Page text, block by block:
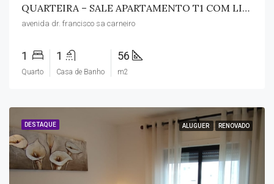
QUARTEIRA – SALE APARTAMENTO T1 COM LINDAS VISTAS MAR
avenida dr. francisco sa carneiro
1
Quarto
1
Casa de Banho
56
m2
DESTAQUE ALUGUER RENOVADO